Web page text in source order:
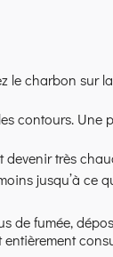
le charbon sur
contours.
devenir très
jusqu’à ce
de fumée,
entièrement